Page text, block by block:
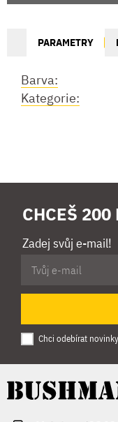
PARAMETRY
Barva:
Kategorie:
CHCEŠ 200
Zadej svůj e-mail!
Chci odebírat